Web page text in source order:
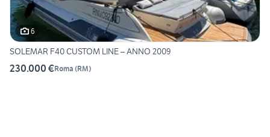
6
SOLEMAR F40 CUSTOM LINE – ANNO 2009
230.000 €Roma (RM)